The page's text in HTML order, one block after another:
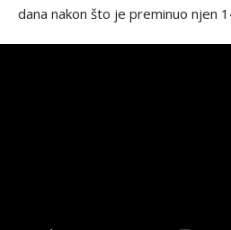
dana nakon što je preminuo njen